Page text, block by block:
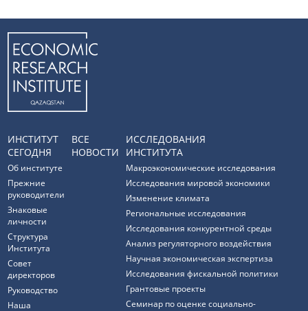
ИНСТИТУТ
СЕГОДНЯ
Об институте
Прежние
руководители
Знаковые
личности
Структура
Института
Совет
директоров
Руководство
Наша
ВСЕ
НОВОСТИ
ИССЛЕДОВАНИЯ
ИНСТИТУТА
Макроэкономические исследования
Исследования мировой экономики
Изменение климата
Региональные исследования
Исследования конкурентной среды
Анализ регуляторного воздействия
Научная экономическая экспертиза
Исследования фискальной политики
Грантовые проекты
Семинар по оценке социально-